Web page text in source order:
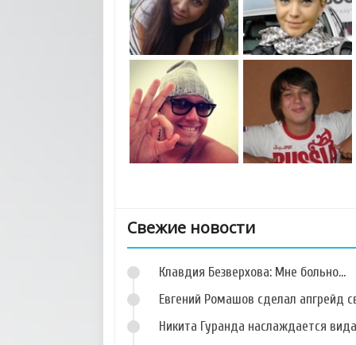
Свежие новости
Клавдия Безверхова: Мне больно...
Евгений Ромашов сделал апгрейд
Никита Гуранда наслаждается